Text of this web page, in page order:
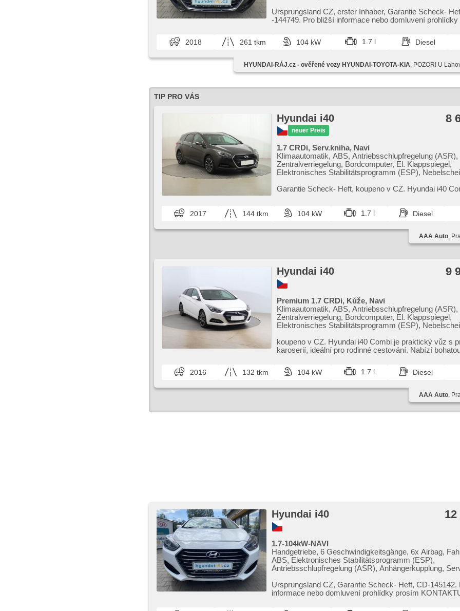
'EURO VI', Bordcomputer, dotykové ovládání palubního
Navigation, parkovací senzory přední, parkovací
einstellbar, Multifunktionslenkrad, beheizte Lenkrad,
Beifahrerairbagdeaktivierung, hands free, Bluetooth, El.
samostmívací zrcátka, Wegfahrsperre, Alarmanlage,
Zentralverriegelung mit Funkfernbedienung,
isofix, beheizte Sitze, höheneinstellbare Fahrersitz,
Reifendrucksensor, Nebelscheinwerfer, Start-Stop
Ursprungsland CZ,​ erster Inhaber,​ Garantie Scheck​-
-144749. Pro bližší informace nebo domluvení
2018 261 tkm 104 kW 1.7 l Diesel
HYUNDAI-RÁJ.cz - ověřené vozy HYUNDAI-TOYOTA-KIA, POZOR! U
TIP PRO VÁS
Hyundai i40
neuer Preis
8
1.7 CRDi, Serv.kniha, Navi
Klimaautomatik, ABS, Antriebsschlupfregelung (ASR),
Zentralverriegelung, Bordcomputer, El. Klappspiegel,
Elektronisches Stabilitätsprogramm (ESP),
Reifendrucksensor, USB, Xenonscheinwerfer, 6x
Garantie Scheck​- Heft,​ koupeno v CZ. Hyundai i40
2017 144 tkm 104 kW 1.7 l Diesel
AAA Auto,
Hyundai i40 9
Premium 1.7 CRDi, Kůže, Navi
Klimaautomatik, ABS, Antriebsschlupfregelung (ASR),
Zentralverriegelung, Bordcomputer, El. Klappspiegel,
Elektronisches Stabilitätsprogramm (ESP),
Taste, Reifendrucksensor, USB, Fahrgestell
Xenonscheinwerfer, 6x Airbag, Alufelgen,
Servolenkung, El. Seitenscheiben, Dachträger,
Handgetriebe
koupeno v CZ. Hyundai i40 Combi je praktický vůz s
karoserií,​ ideální pro rodinné cestování. Nabízí
2016 132 tkm 104 kW 1.7 l Diesel
AAA Auto,
Hyundai i40 12
1.7-104kW-NAVI
Handgetriebe, 6 Geschwindigkeitsgänge, 6x Airbag,
ABS, Elektronisches Stabilitätsprogramm (ESP),
Antriebsschlupfregelung (ASR), Anhängerkupplung,
LED denní svícení, Alufelgen, Bordcomputer,
senzory přední, parkovací senzory zadní, Fahrkamera,
beheizte Lenkrad, Beifahrerairbagdeaktivierung, hands
Ursprungsland CZ,​ Garantie Scheck​- Heft,​ CD​-145142.
informace nebo domluvení prohlídky prosím